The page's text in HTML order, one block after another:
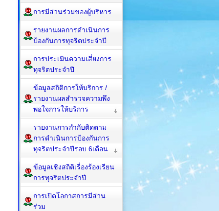
การมีส่วนร่วมของผู้บริหาร
รายงานผลการดำเนินการ
ป้องกันการทุจริตประจำปี
การประเมินความเสี่ยงการ
ทุจริตประจำปี
ข้อมูลสถิติการให้บริการ /
รายงานผลสำรวจความพึง
พอใจการให้บริการ
รายงานการกำกับติดตาม
การดำเนินการป้องกันการ
ทุจริตประจำปีรอบ 6เดือน
ข้อมูลเชิงสถิติเรื่องร้องเรียน
การทุจริตประจำปี
การเปิดโอกาสการมีส่วน
ร่วม